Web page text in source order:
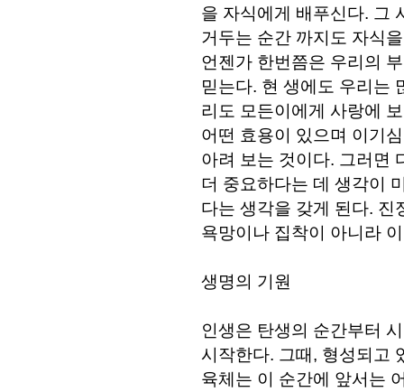
을 자식에게 배푸신다. 그
거두는 순간 까지도 자식
언젠가 한번쯤은 우리의
믿는다. 현 생에도 우리는
리도 모든이에게 사랑에
어떤 효용이 있으며 이기
아려 보는 것이다. 그러면
더 중요하다는 데 생각이
다는 생각을 갖게 된다. 진
욕망이나 집착이 아니라
생명의 기원
인생은 탄생의 순간부터
시작한다. 그때, 형성되고
육체는 이 순간에 앞서는